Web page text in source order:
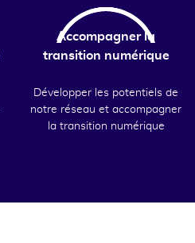
Accompagner la
transition numérique
Développer les potentiels de
notre réseau et accompagner
la transition numérique